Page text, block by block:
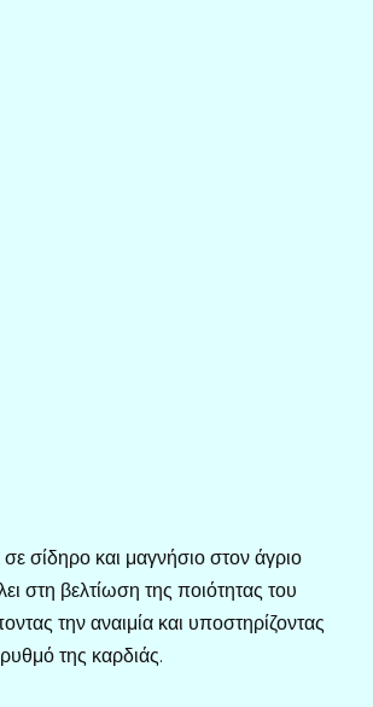
σε σίδηρο και μαγνήσιο στον άγριο
στη βελτίωση της ποιότητας του
την αναιμία και υποστηρίζοντας
της καρδιάς.